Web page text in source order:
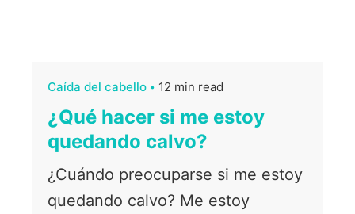
Caída del cabello 12 min read
¿Qué hacer si me estoy
quedando calvo?
¿Cuándo preocuparse si me estoy
quedando calvo? Me estoy